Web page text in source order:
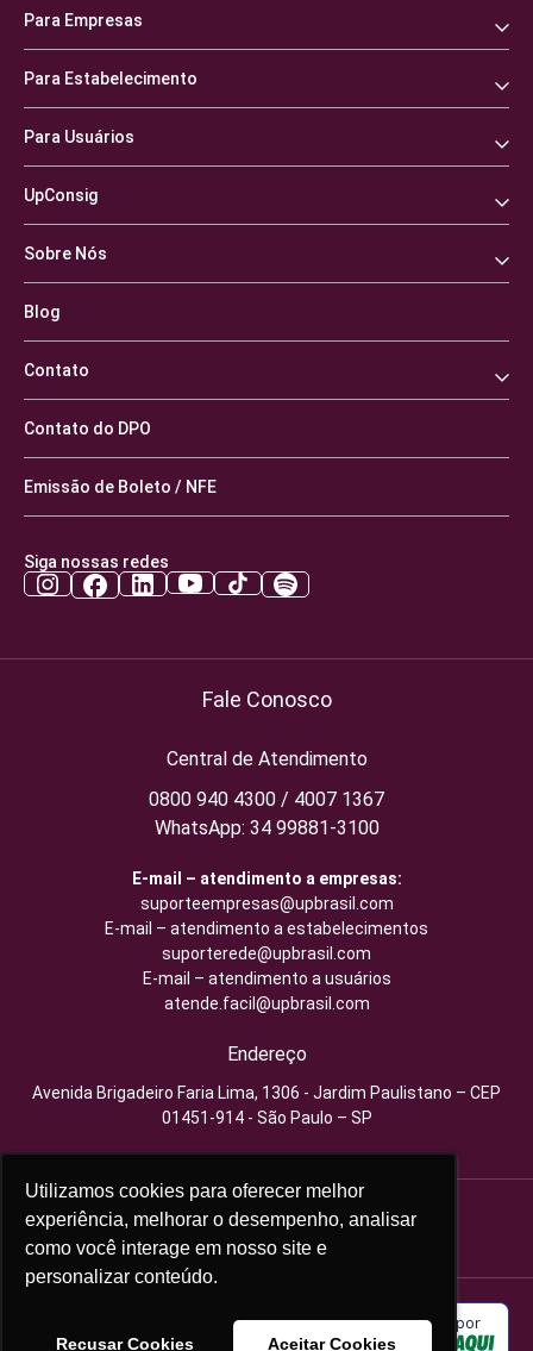
Utilizamos cookies para oferecer melhor
experiência, melhorar o desempenho, analisar
como você interage em nosso site e
personalizar conteúdo.
Recusar Cookies Aceitar Cookies
Utilizamos cookies para oferecer melhor
experiência, melhorar o desempenho, analisar
como você interage em nosso site e
personalizar conteúdo.
Recusar Cookies Aceitar Cookies
Utilizamos cookies para oferecer melhor
experiência, melhorar o desempenho, analisar
como você interage em nosso site e
personalizar conteúdo.
Recusar Cookies Aceitar Cookies
Utilizamos cookies para oferecer melhor
experiência, melhorar o desempenho, analisar
como você interage em nosso site e
personalizar conteúdo.
Recusar Cookies Aceitar Cookies
Para Empresas
Para Estabelecimento
Para Usuários
UpConsig
Sobre Nós
Blog
Contato
Contato do DPO
Emissão de Boleto / NFE
Siga nossas redes
Fale Conosco
Central de Atendimento
0800 940 4300 / 4007 1367
WhatsApp: 34 99881-3100
E-mail – atendimento a empresas:
suporteempresas@upbrasil.com
E-mail – atendimento a estabelecimentos
suporterede@upbrasil.com
E-mail – atendimento a usuários
atende.facil@upbrasil.com
Endereço
Avenida Brigadeiro Faria Lima, 1306 - Jardim Paulistano – CEP
01451-914 - São Paulo – SP
Inscrição como facilitadora no PAT: 080009415
@2025 Up Brasil | Todos os direitos
Servicos Ltda. - CNPJ 02.959.392/0001-46
Verificada por